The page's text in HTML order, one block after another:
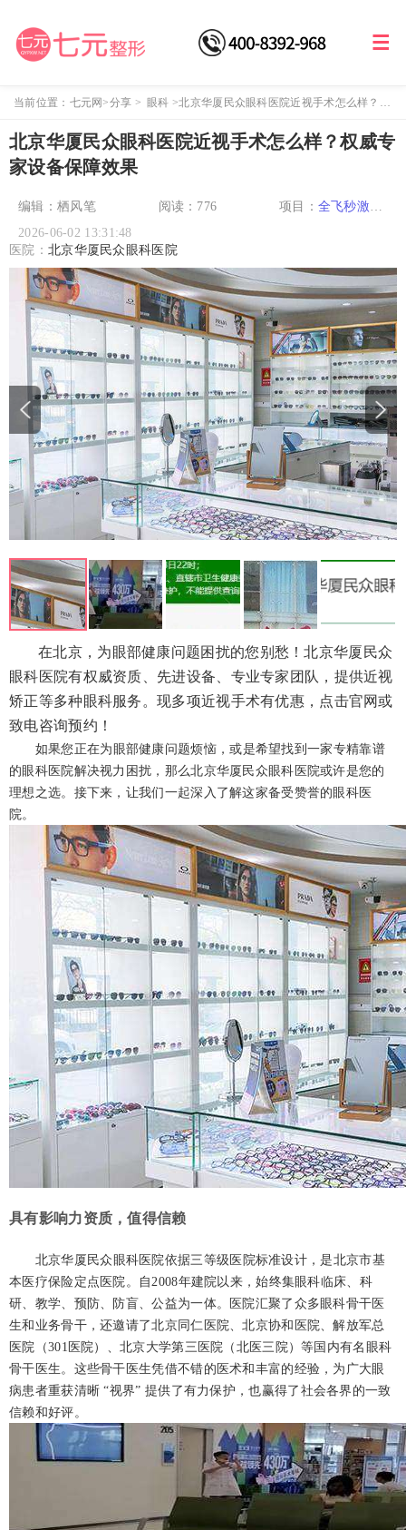
当前位置： 七元网>分享 > 眼科 >北京华厦民众眼科医院近视手术怎么样？权
北京华厦民众眼科医院近视手术怎么样？权威专
家设备保障效果
编辑：栖风笔 阅读： 776 项目： 全飞秒激光
斜视
2026-06-02 13:31:48
医院： 北京华厦民众眼科医院
在北京，为眼部健康问题困扰的您别愁！北京华厦民众
眼科医院有权威资质、先进设备、专业专家团队，提供近视
矫正等多种眼科服务。现多项近视手术有优惠，点击官网或
致电咨询预约！
如果您正在为眼部健康问题烦恼，或是希望找到一家专精靠谱
的眼科医院解决视力困扰，那么北京华厦民众眼科医院或许是您的
理想之选。接下来，让我们一起深入了解这家备受赞誉的眼科医
院。
具有影响力资质，值得信赖
北京华厦民众眼科医院依据三等级医院标准设计，是北京市基
本医疗保险定点医院。自2008年建院以来，始终集眼科临床、科
研、教学、预防、防盲、公益为一体。医院汇聚了众多眼科骨干医
生和业务骨干，还邀请了北京同仁医院、北京协和医院、解放军总
医院（301医院）、北京大学第三医院（北医三院）等国内有名眼科
骨干医生。这些骨干医生凭借不错的医术和丰富的经验，为广大眼
病患者重获清晰 “视界” 提供了有力保护，也赢得了社会各界的一致
信赖和好评。